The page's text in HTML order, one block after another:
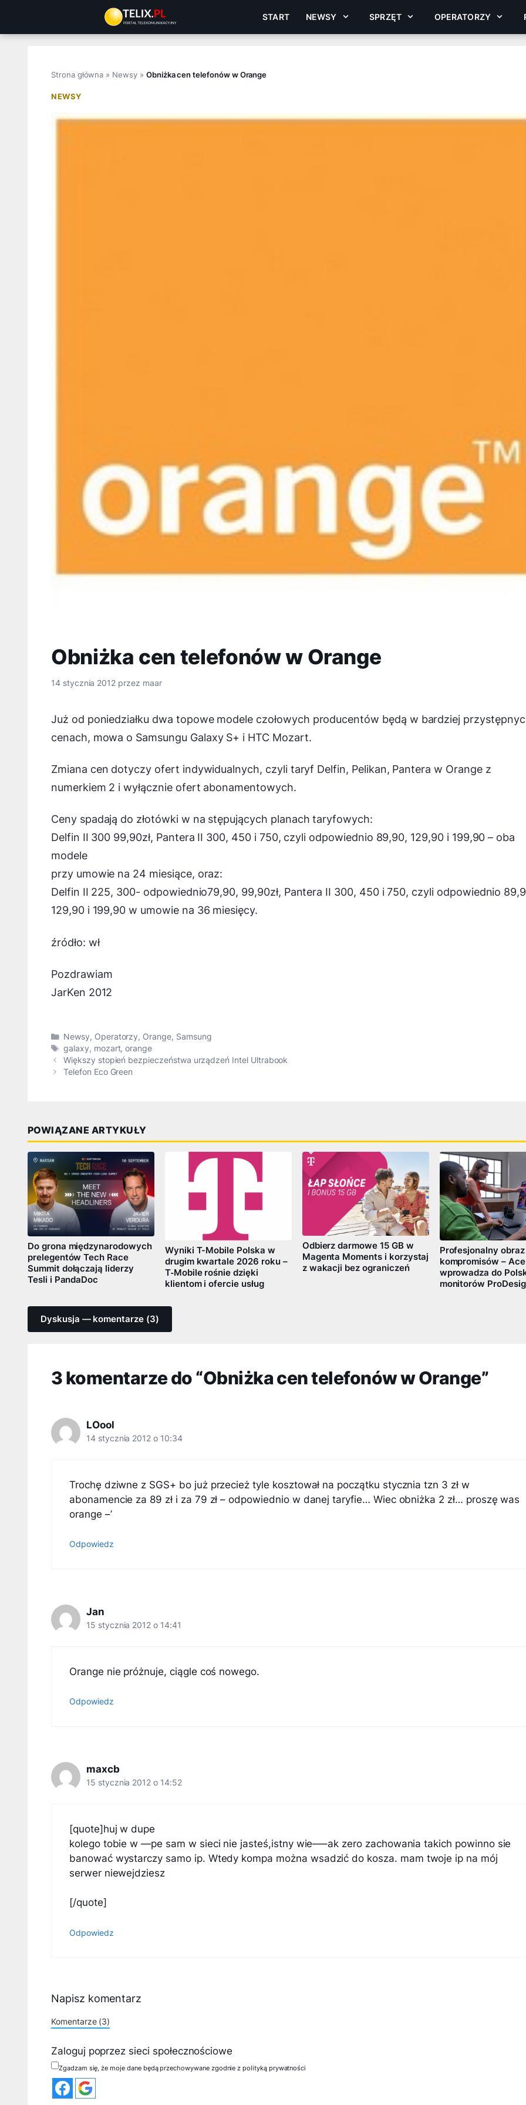
treści
START NEWSY SPRZĘT OPERATORZY
Strona główna » Newsy» Obniżka cen telefonów w Orange
NEWSY
Obniżka cen telefonów w Orange
14 stycznia 2012 przez maar
Już od poniedziałku dwa topowe modele czołowych producentów będą w bardziej
cenach, mowa o Samsungu Galaxy S+ i HTC Mozart.
Zmiana cen dotyczy ofert indywidualnych, czyli taryf Delfin, Pelikan, Pantera w Orange z
numerkiem 2 i wyłącznie ofert abonamentowych.
Ceny spadają do złotówki w na stępujących planach taryfowych:
Delfin II 300 99,90zł, Pantera II 300, 450 i 750, czyli odpowiednio 89,90, 129,90 i 199,90 – oba
modele
przy umowie na 24 miesiące, oraz:
Delfin II 225, 300- odpowiednio79,90, 99,90zł, Pantera II 300, 450 i 750, czyli odpowiednio
129,90 i 199,90 w umowie na 36 miesięcy.
źródło: wł
Pozdrawiam
JarKen 2012
Kategorie
Newsy, Operatorzy, Orange, Samsung
Tagi
galaxy, mozart,orange
Większy stopień bezpieczeństwa urządzeń Intel Ultrabook
Telefon Eco Green
POWIĄZANE ARTYKUŁY
Do grona międzynarodowych
prelegentów Tech Race
Summit dołączają liderzy
Tesli i PandaDoc
Wyniki T-Mobile Polska w
drugim kwartale 2026 roku –
T‑Mobile rośnie dzięki
klientom i ofercie usług
Odbierz darmowe 15 GB w
Magenta Moments i korzystaj
z wakacji bez ograniczeń
Profesjonalny
kompromisów –
wprowadza do
monitorów
Dyskusja — komentarze (3)
3 komentarze do “Obniżka cen telefonów w Orange”
LOool
14 stycznia 2012 o 10:34
Trochę dziwne z SGS+ bo już przecież tyle kosztował na początku stycznia tzn 3 zł w
abonamencie za 89 zł i za 79 zł – odpowiednio w danej taryfie… Wiec obniżka 2 zł… proszę was
orange –’
Odpowiedz
Jan
15 stycznia 2012 o 14:41
Orange nie próżnuje, ciągle coś nowego.
Odpowiedz
maxcb
15 stycznia 2012 o 14:52
[quote]huj w dupe
kolego tobie w —pe sam w sieci nie jasteś,istny wie—–ak zero zachowania takich powinno sie
banować wystarczy samo ip. Wtedy kompa można wsadzić do kosza. mam twoje ip na mój
serwer niewejdziesz
[/quote]
Odpowiedz
Napisz komentarz
Komentarze (3)
Zaloguj poprzez sieci społecznościowe
Zgadzam się, że moje dane będą przechowywane zgodnie z polityką prywatności